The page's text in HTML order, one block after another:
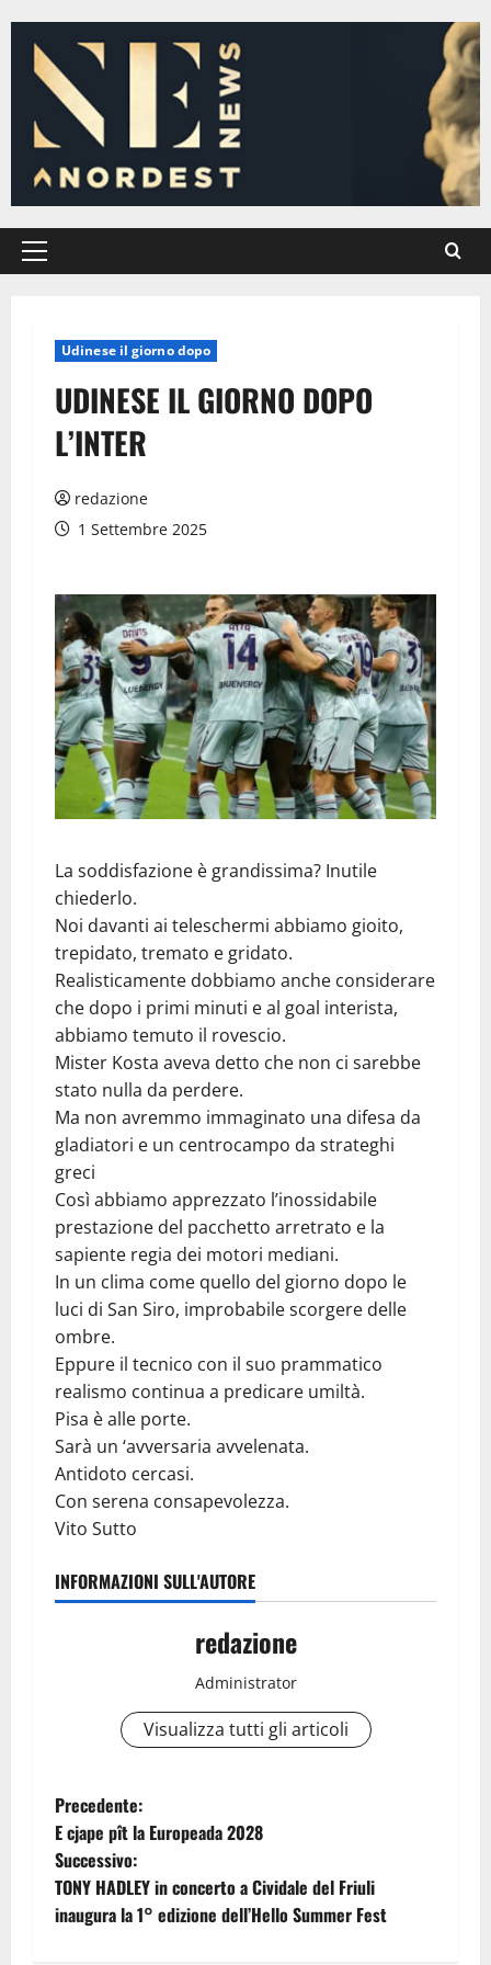
contenuto
Menu
Udinese il giorno dopo
UDINESE IL GIORNO DOPO
L’INTER
redazione
1 Settembre 2025
La soddisfazione è grandissima? Inutile
chiederlo.
Noi davanti ai teleschermi abbiamo gioito,
trepidato, tremato e gridato.
Realisticamente dobbiamo anche considerare
che dopo i primi minuti e al goal interista,
abbiamo temuto il rovescio.
Mister Kosta aveva detto che non ci sarebbe
stato nulla da perdere.
Ma non avremmo immaginato una difesa da
gladiatori e un centrocampo da strateghi
greci
Così abbiamo apprezzato l’inossidabile
prestazione del pacchetto arretrato e la
sapiente regia dei motori mediani.
In un clima come quello del giorno dopo le
luci di San Siro, improbabile scorgere delle
ombre.
Eppure il tecnico con il suo prammatico
realismo continua a predicare umiltà.
Pisa è alle porte.
Sarà un ‘avversaria avvelenata.
Antidoto cercasi.
Con serena consapevolezza.
Vito Sutto
INFORMAZIONI SULL'AUTORE
redazione
Administrator
Visualizza tutti gli articoli
N
a
v
Precedente:
E cjape pît la Europeada 2028
Successivo:
TONY HADLEY in concerto a Cividale del Friuli
inaugura la 1° edizione dell’Hello Summer Fest